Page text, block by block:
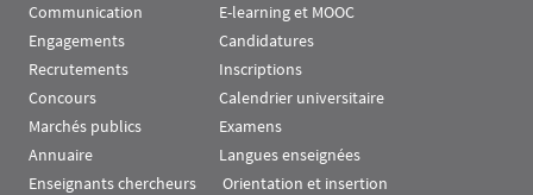
Communication
Engagements
Recrutements
Concours
Marchés publics
Annuaire
Enseignants chercheurs
E-learning et MOOC
Candidatures
Inscriptions
Calendrier universitaire
Examens
Langues enseignées
Orientation et insertion